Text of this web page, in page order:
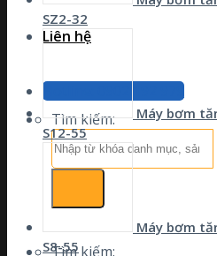
Liên hệ
Hotline: 0902 192 979
Tìm kiếm:
Tìm kiếm:
SZ2-32
Máy bơm
S12-55
Máy bơm
S8-55